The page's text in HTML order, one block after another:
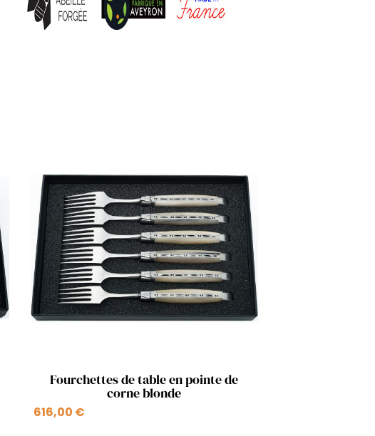
Aperçu rapide
Fourchettes de table en pointe de
corne blonde
616,00 €